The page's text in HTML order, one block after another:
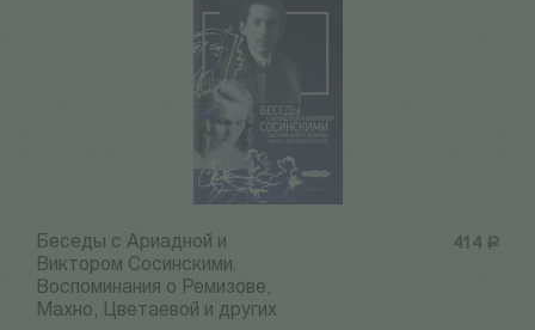
414 Р
Беседы с Ариадной и
Виктором Сосинскими.
Воспоминания о Ремизове,
Махно, Цветаевой и других